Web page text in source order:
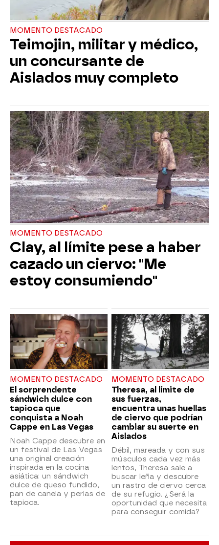
MOMENTO DESTACADO
Teimojin, militar y médico,
un concursante de
Aislados muy completo
MOMENTO DESTACADO
Clay, al límite pese a haber
cazado un ciervo: "Me
estoy consumiendo"
MOMENTO DESTACADO
El sorprendente
sándwich dulce con
tapioca que
conquista a Noah
Cappe en Las Vegas
Noah Cappe descubre en
un festival de Las Vegas
una original creación
inspirada en la cocina
asiática: un sándwich
dulce de queso fundido,
pan de canela y perlas de
tapioca.
MOMENTO DESTACADO
Theresa, al límite de
sus fuerzas,
encuentra unas huellas
de ciervo que podrían
cambiar su suerte en
Aislados
Débil, mareada y con sus
músculos cada vez más
lentos, Theresa sale a
buscar leña y descubre
un rastro de ciervo cerca
de su refugio. ¿Será la
oportunidad que necesita
para conseguir comida?